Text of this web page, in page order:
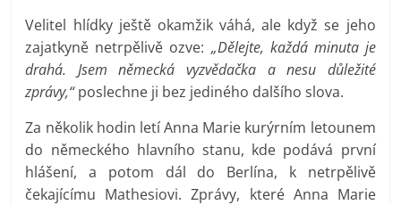
Velitel hlídky ještě okamžik váhá, ale když se jeho
zajatkyně netrpělivě ozve: „Dělejte, každá minuta je
drahá. Jsem německá vyzvědačka a nesu důležité
zprávy,“poslechne ji bez jediného dalšího slova.
Za několik hodin letí Anna Marie kurýrním letounem
do německého hlavního stanu, kde podává první
hlášení, a potom dál do Berlína, k netrpělivě
čekajícímu Mathesiovi. Zprávy, které Anna Marie